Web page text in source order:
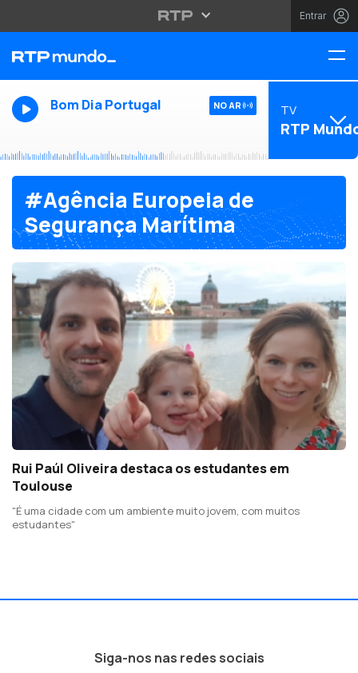
Entrar
Bom Dia Portugal NO AR TV
RTP
#Agência Europeia de
Segurança Marítima
Rui Paúl Oliveira destaca os estudantes em
Toulouse
"É uma cidade com um ambiente muito jovem, com muitos
estudantes"
Siga-nos nas redes sociais